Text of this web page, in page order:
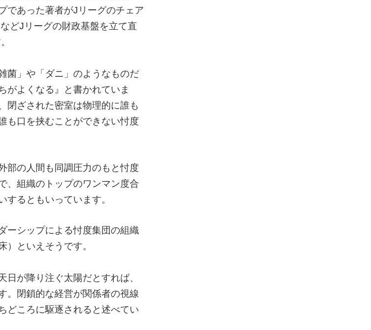
であった著者がJリーグのチェア
どJリーグの財政基盤を立て直
菌」や「ダニ」のようなものだ
がよくなる』と書かれていま
閉ざされた密室は物理的に誰も
も口を挟むことができない忖度
部の人間も同調圧力のもと忖度
、組織のトップのワンマン度合
るともいっています。
ーシップによる忖度集団の組織
といえそうです。
が降り注ぐ太陽だとすれば、
。閉鎖的な経営が関係者の視線
どころに駆逐されると述べてい